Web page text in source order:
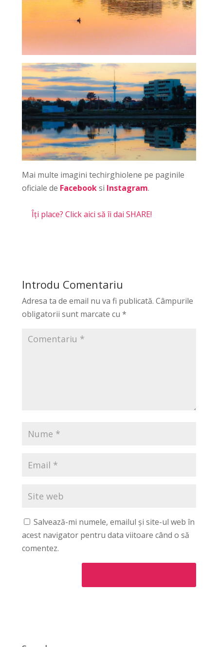
Mai multe imagini techirghiolene pe paginile
oficiale de Facebooksi Instagram.
Îți place? Click aici să îi dai SHARE!
Introdu Comentariu
Adresa ta de email nu va fi publicată. Câmpurile
obligatorii sunt marcate cu *
Salvează-mi numele, emailul și site-ul web în
acest navigator pentru data viitoare când o să
comentez.